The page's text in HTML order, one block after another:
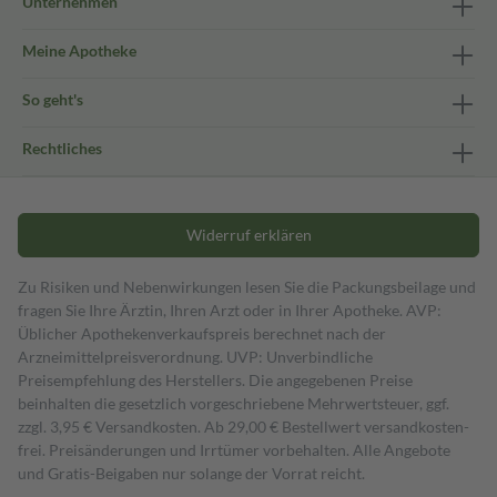
Meine Apotheke
So geht's
Rechtliches
Widerruf erklären
Zu Risiken und Nebenwirkungen lesen Sie die Packungsbeilage und
fragen Sie Ihre Ärztin, Ihren Arzt oder in Ihrer Apotheke. AVP:
Üblicher Apothekenverkaufspreis berechnet nach der
Arzneimittelpreisverordnung. UVP: Unverbindliche
Preisempfehlung des Herstellers. Die angegebenen Preise
beinhalten die gesetzlich vorgeschriebene Mehrwertsteuer, ggf.
zzgl. 3,95 € Versandkosten. Ab 29,00 € Bestell­wert versand­kosten­
frei. Preisänderungen und Irrtümer vorbehalten. Alle Angebote
und Gratis-Beigaben nur solange der Vorrat reicht.